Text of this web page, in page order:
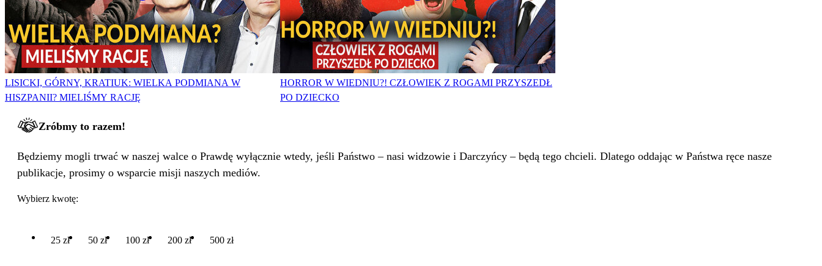
LISICKI, GÓRNY, KRATIUK: WIELKA PODMIANA W
HISZPANII? MIELIŚMY RACJĘ
HORROR W WIEDNIU?! CZŁOWIEK Z ROGAMI PRZYSZEDŁ
PO DZIECKO
Zróbmy to razem!
Będziemy mogli trwać w naszej walce o Prawdę wyłącznie wtedy, jeśli Państwo – nasi widzowie i Darczyńcy – będą tego chcieli. Dlatego oddając w Państwa ręce nasze
publikacje, prosimy o wsparcie misji naszych mediów.
Wybierz kwotę:
25 zł 50 zł 100 zł 200 zł 500 zł